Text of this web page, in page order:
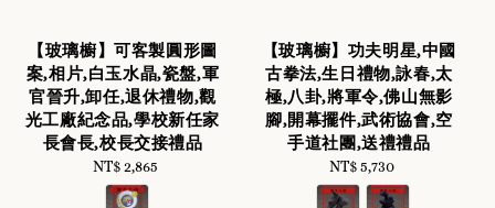
【玻璃櫥】可客製圓形圖
案,相片,白玉水晶,瓷盤,軍
官晉升,卸任,退休禮物,觀
光工廠紀念品,學校新任家
長會長,校長交接禮品
Regular
price
NT$ 2,865
【玻璃櫥】功夫明星,中國
古拳法,生日禮物,詠春,太
極,八卦,將軍令,佛山無影
腳,開幕擺件,武術協會,空
手道社團,送禮禮品
Regular
price
NT$ 5,730